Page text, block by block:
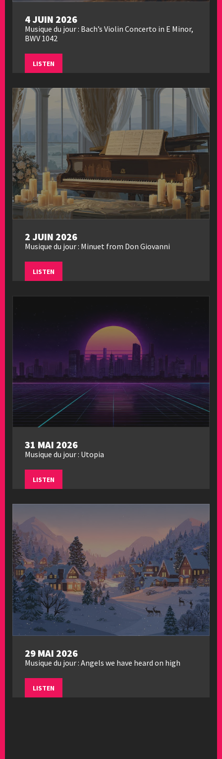
4 JUIN 2026
Musique du jour : Bach’s Violin Concerto in E Minor,
BWV 1042
LISTEN
2 JUIN 2026
Musique du jour : Minuet from Don Giovanni
LISTEN
31 MAI 2026
Musique du jour : Utopia
LISTEN
29 MAI 2026
Musique du jour : Angels we have heard on high
LISTEN